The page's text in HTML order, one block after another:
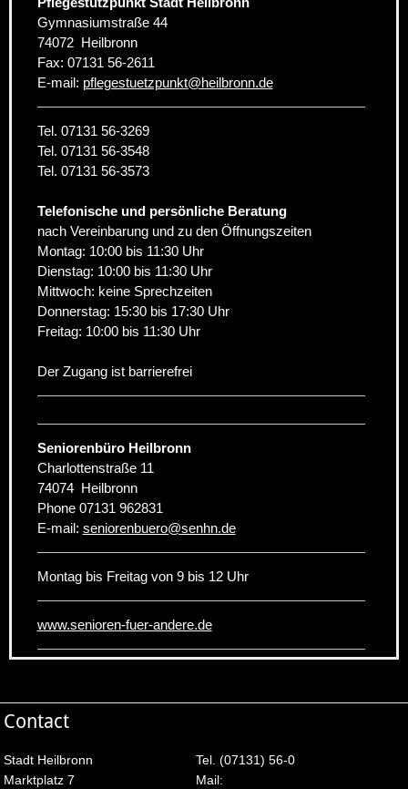
Gymnasiumstraße 44
74072 Heilbronn
Fax: 07131 56-2611
E-mail: pflegestuetzpunkt@heilbronn.de
Tel. 07131 56-3269
Tel. 07131 56-3548
Tel. 07131 56-3573
Telefonische und persönliche Beratung
nach Vereinbarung und zu den Öffnungszeiten
Montag: 10:00 bis 11:30 Uhr
Dienstag: 10:00 bis 11:30 Uhr
Mittwoch: keine Sprechzeiten
Donnerstag: 15:30 bis 17:30 Uhr
Freitag: 10:00 bis 11:30 Uhr
Der Zugang ist barrierefrei
Seniorenbüro Heilbronn
Charlottenstraße 11
74074 Heilbronn
Phone 07131 962831
E-mail: seniorenbuero@senhn.de
Montag bis Freitag von 9 bis 12 Uhr
www.senioren-fuer-andere.de
Contact
Stadt Heilbronn
Marktplatz 7
Tel. (07131) 56-0
Mail: